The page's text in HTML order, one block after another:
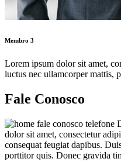
Membro 3
Lorem ipsum dolor sit amet,
luctus nec ullamcorper mattis,
Fale Conosco